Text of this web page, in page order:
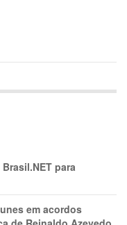
para
em acordos